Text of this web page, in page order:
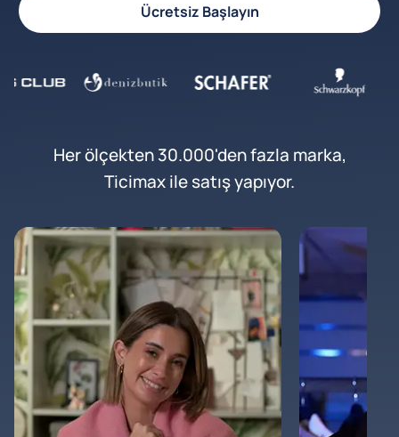
Ücretsiz Başlayın
Her ölçekten 30.000'den fazla marka,
Ticimax ile satış yapıyor.